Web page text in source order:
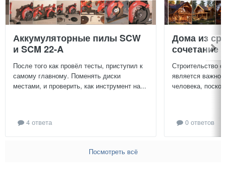
Аккумуляторные пилы SCW
и SCM 22-A
После того как провёл тесты, приступил к
самому главному. Поменять диски
местами, и проверить, как инструмент на...
4 ответа
Дома из
сочетание
Строительство
является
человека,
0 ответов
Посмотреть всё